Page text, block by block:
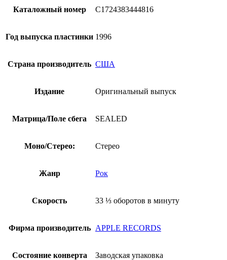
Запечатанная,
США,
Кэпитол)
Каталожный номер C1724383444816
Год выпуска пластинки 1996
Страна производитель США
Издание Оригинальный выпуск
Матрица/Поле сбега SEALED
Моно/Стерео: Стерео
Жанр Рок
Скорость 33 ⅓ оборотов в минуту
Фирма производитель APPLE RECORDS
Состояние конверта Заводская упаковка